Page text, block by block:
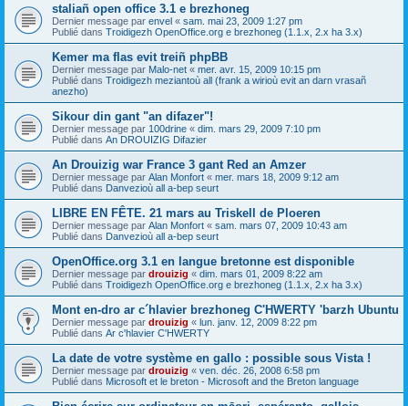
staliañ open office 3.1 e brezhoneg
Dernier message par envel « sam. mai 23, 2009 1:27 pm
Publié dans Troidigezh OpenOffice.org e brezhoneg (1.1.x, 2.x ha 3.x)
Kemer ma flas evit treiñ phpBB
Dernier message par Malo-net « mer. avr. 15, 2009 10:15 pm
Publié dans Troidigezh meziantoù all (frank a wirioù evit an darn vrasañ
anezho)
Sikour din gant "an difazer"!
Dernier message par 100drine « dim. mars 29, 2009 7:10 pm
Publié dans An DROUIZIG Difazier
An Drouizig war France 3 gant Red an Amzer
Dernier message par Alan Monfort « mer. mars 18, 2009 9:12 am
Publié dans Danvezioù all a-bep seurt
LIBRE EN FÊTE. 21 mars au Triskell de Ploeren
Dernier message par Alan Monfort « sam. mars 07, 2009 10:43 am
Publié dans Danvezioù all a-bep seurt
OpenOffice.org 3.1 en langue bretonne est disponible
Dernier message par drouizig « dim. mars 01, 2009 8:22 am
Publié dans Troidigezh OpenOffice.org e brezhoneg (1.1.x, 2.x ha 3.x)
Mont en-dro ar c´hlavier brezhoneg C'HWERTY 'barzh Ubuntu
Dernier message par drouizig « lun. janv. 12, 2009 8:22 pm
Publié dans Ar c'hlavier C'HWERTY
La date de votre système en gallo : possible sous Vista !
Dernier message par drouizig « ven. déc. 26, 2008 6:58 pm
Publié dans Microsoft et le breton - Microsoft and the Breton language